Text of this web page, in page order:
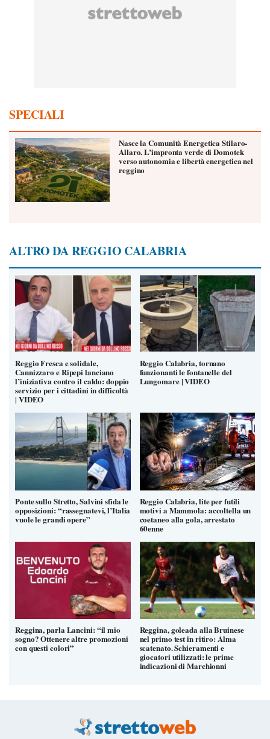
SPECIALI
Nasce la Comunità Energetica Stilaro-
Allaro. L’impronta verde di Domotek
verso autonomia e libertà energetica nel
reggino
ALTRO DA REGGIO CALABRIA
Reggio Fresca e solidale,
Cannizzaro e Ripepi lanciano
l’iniziativa contro il caldo: doppio
servizio per i cittadini in difficoltà
| VIDEO
Reggio Calabria, tornano
funzionanti le fontanelle del
Lungomare | VIDEO
Ponte sullo Stretto, Salvini sfida le
opposizioni: “rassegnatevi, l’Italia
vuole le grandi opere”
Reggio Calabria, lite per futili
motivi a Mammola: accoltella un
coetaneo alla gola, arrestato
60enne
Reggina, parla Lancini: “il mio
sogno? Ottenere altre promozioni
con questi colori”
Reggina, goleada alla Bruinese
nel primo test in ritiro: Alma
scatenato. Schieramenti e
giocatori utilizzati: le prime
indicazioni di Marchionni